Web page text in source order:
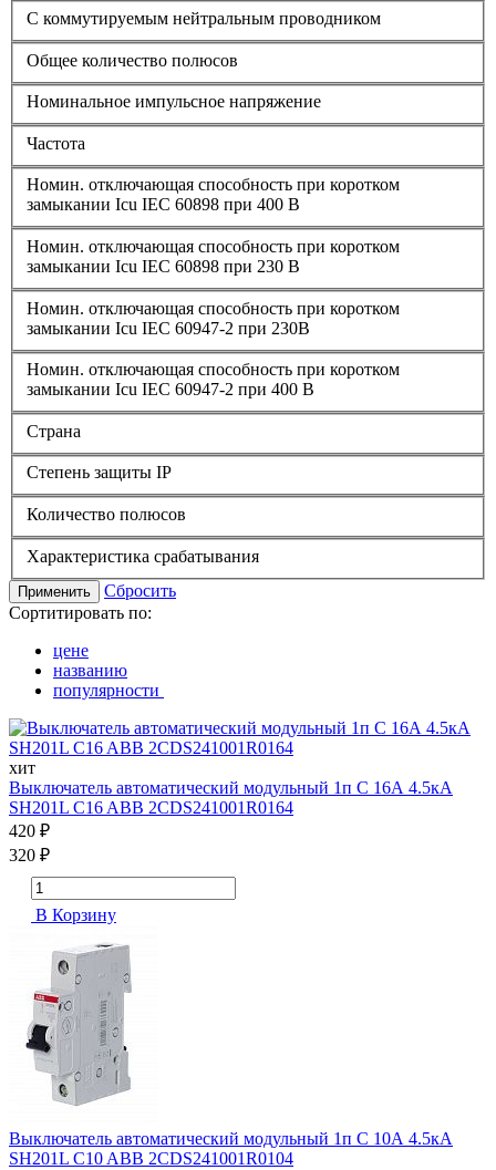
С коммутируемым нейтральным проводником
Общее количество полюсов
Номинальное импульсное напряжение
Частота
Номин. отключающая способность при коротком
замыкании Icu IEC 60898 при 400 В
Номин. отключающая способность при коротком
замыкании Icu IEC 60898 при 230 В
Номин. отключающая способность при коротком
замыкании Icu IEC 60947-2 при 230В
Номин. отключающая способность при коротком
замыкании Icu IEC 60947-2 при 400 В
Страна
Степень защиты IP
Количество полюсов
Характеристика срабатывания
Применить
Сбросить
Сортитировать по:
цене
названию
популярности
хит
Выключатель автоматический модульный 1п C 16А 4.5кА
SH201L C16 ABB 2CDS241001R0164
420 ₽
320 ₽
В Корзину
Выключатель автоматический модульный 1п C 10А 4.5кА
SH201L C10 ABB 2CDS241001R0104